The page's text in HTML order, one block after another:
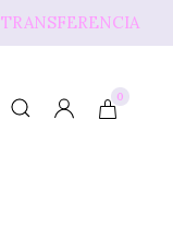
0